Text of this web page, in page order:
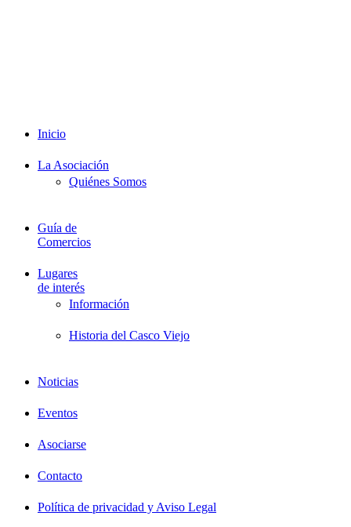
Inicio
La Asociación
Quiénes Somos
Guía de
Comercios
Lugares
de interés
Información
Historia del Casco Viejo
Noticias
Eventos
Asociarse
Contacto
Política de privacidad y Aviso Legal